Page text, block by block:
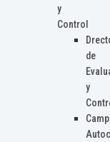
y
Control
de
y